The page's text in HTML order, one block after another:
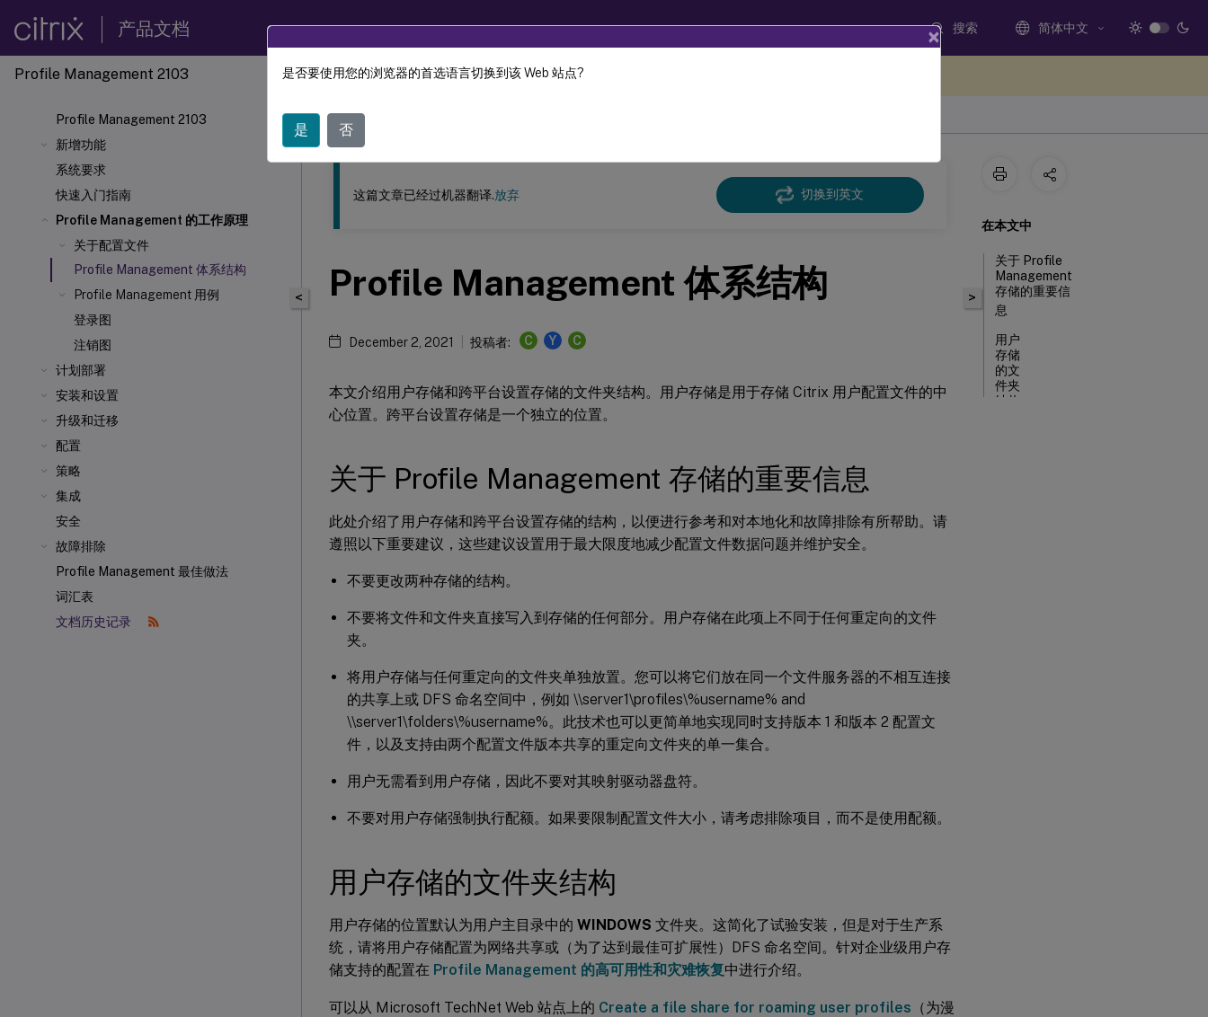
产品文档 搜索 简体中文
Profile Management 2103
Profile Management 2103
新增功能
系统要求
快速入门指南
Profile Management 的工作原理
关于配置文件
Profile Management 体系结构
Profile Management 用例
登录图
注销图
计划部署
安装和设置
升级和迁移
配置
策略
集成
安全
故障排除
Profile Management 最佳做法
词汇表
文档历史记录
此内容已经过机器动态翻译。
<
这篇文章已经过机器翻译.放弃 切换到英文
Profile Management 体系结构
December 2, 2021 投稿者: C Y C
本文介绍用户存储和跨平台设置存储的文件夹结构。用户存储是用于存储 Citrix 用户配置文件的中
心位置。跨平台设置存储是一个独立的位置。
关于 Profile Management 存储的重要信息
此处介绍了用户存储和跨平台设置存储的结构，以便进行参考和对本地化和故障排除有所帮助。请
遵照以下重要建议，这些建议设置用于最大限度地减少配置文件数据问题并维护安全。
不要更改两种存储的结构。
不要将文件和文件夹直接写入到存储的任何部分。用户存储在此项上不同于任何重定向的文件
夹。
将用户存储与任何重定向的文件夹单独放置。您可以将它们放在同一个文件服务器的不相互连接
的共享上或 DFS 命名空间中，例如 \\server1\profiles\%username% and
\\server1\folders\%username%。此技术也可以更简单地实现同时支持版本 1 和版本 2 配置文
件，以及支持由两个配置文件版本共享的重定向文件夹的单一集合。
用户无需看到用户存储，因此不要对其映射驱动器盘符。
不要对用户存储强制执行配额。如果要限制配置文件大小，请考虑排除项目，而不是使用配额。
用户存储的文件夹结构
用户存储的位置默认为用户主目录中的 WINDOWS 文件夹。这简化了试验安装，但是对于生产系
统，请将用户存储配置为网络共享或（为了达到最佳可扩展性）DFS 命名空间。针对企业级用户存
储支持的配置在 Profile Management 的高可用性和灾难恢复中进行介绍。
可以从 Microsoft TechNet Web 站点上的 Create a file share for roaming user profiles （为漫
>
在本文中
关于 Profile
Management
存储的重要信
息
用户
存储
的文
件夹
结构
×
是否要使用您的浏览器的首选语言切换到该 Web 站点?
是 否